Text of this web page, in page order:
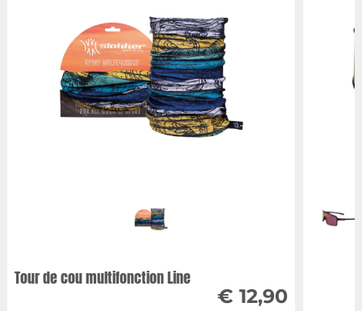
Tour de cou multifonction Line
€ 12,90